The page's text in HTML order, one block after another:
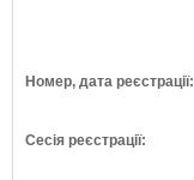
Номер, дата реєстрації:
Сесія реєстрації: